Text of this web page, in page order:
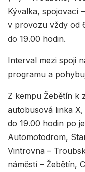
Kývalka, spojovací
v provozu vždy od
do 19.00 hodin.
Interval mezi spoji
programu a
Z kempu Žebětín k
autobusová linka
do 19.00 hodin po
Automotodrom,
Vintrovna –
náměstí – Žebětín,